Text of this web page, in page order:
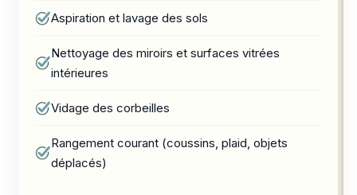
Aspiration et lavage des sols
Nettoyage des miroirs et surfaces vitrées
intérieures
Vidage des corbeilles
Rangement courant (coussins, plaid, objets
déplacés)